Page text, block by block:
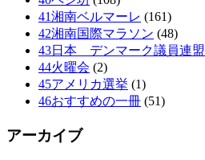
41湘南ベルマーレ (161)
42湘南国際マラソン (48)
43日本 デンマーク議員連盟
44火曜会 (2)
45アメリカ選挙 (1)
46おすすめの一冊 (51)
アーカイブ